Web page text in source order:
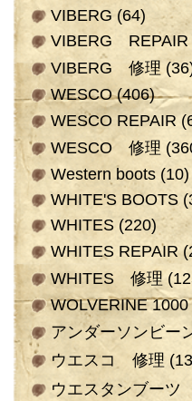
VIBERG (64)
VIBERG REPAIR
VIBERG 修理
WESCO(406)
WESCO REPAIR
WESCO 修理
Western boots(10)
WHITE'S BOOTS
WHITES(220)
WHITES REPAIR
WHITES 修理
WOLVERINE
アンダーソンビー
ウエスコ 修理
ウエスタンブー